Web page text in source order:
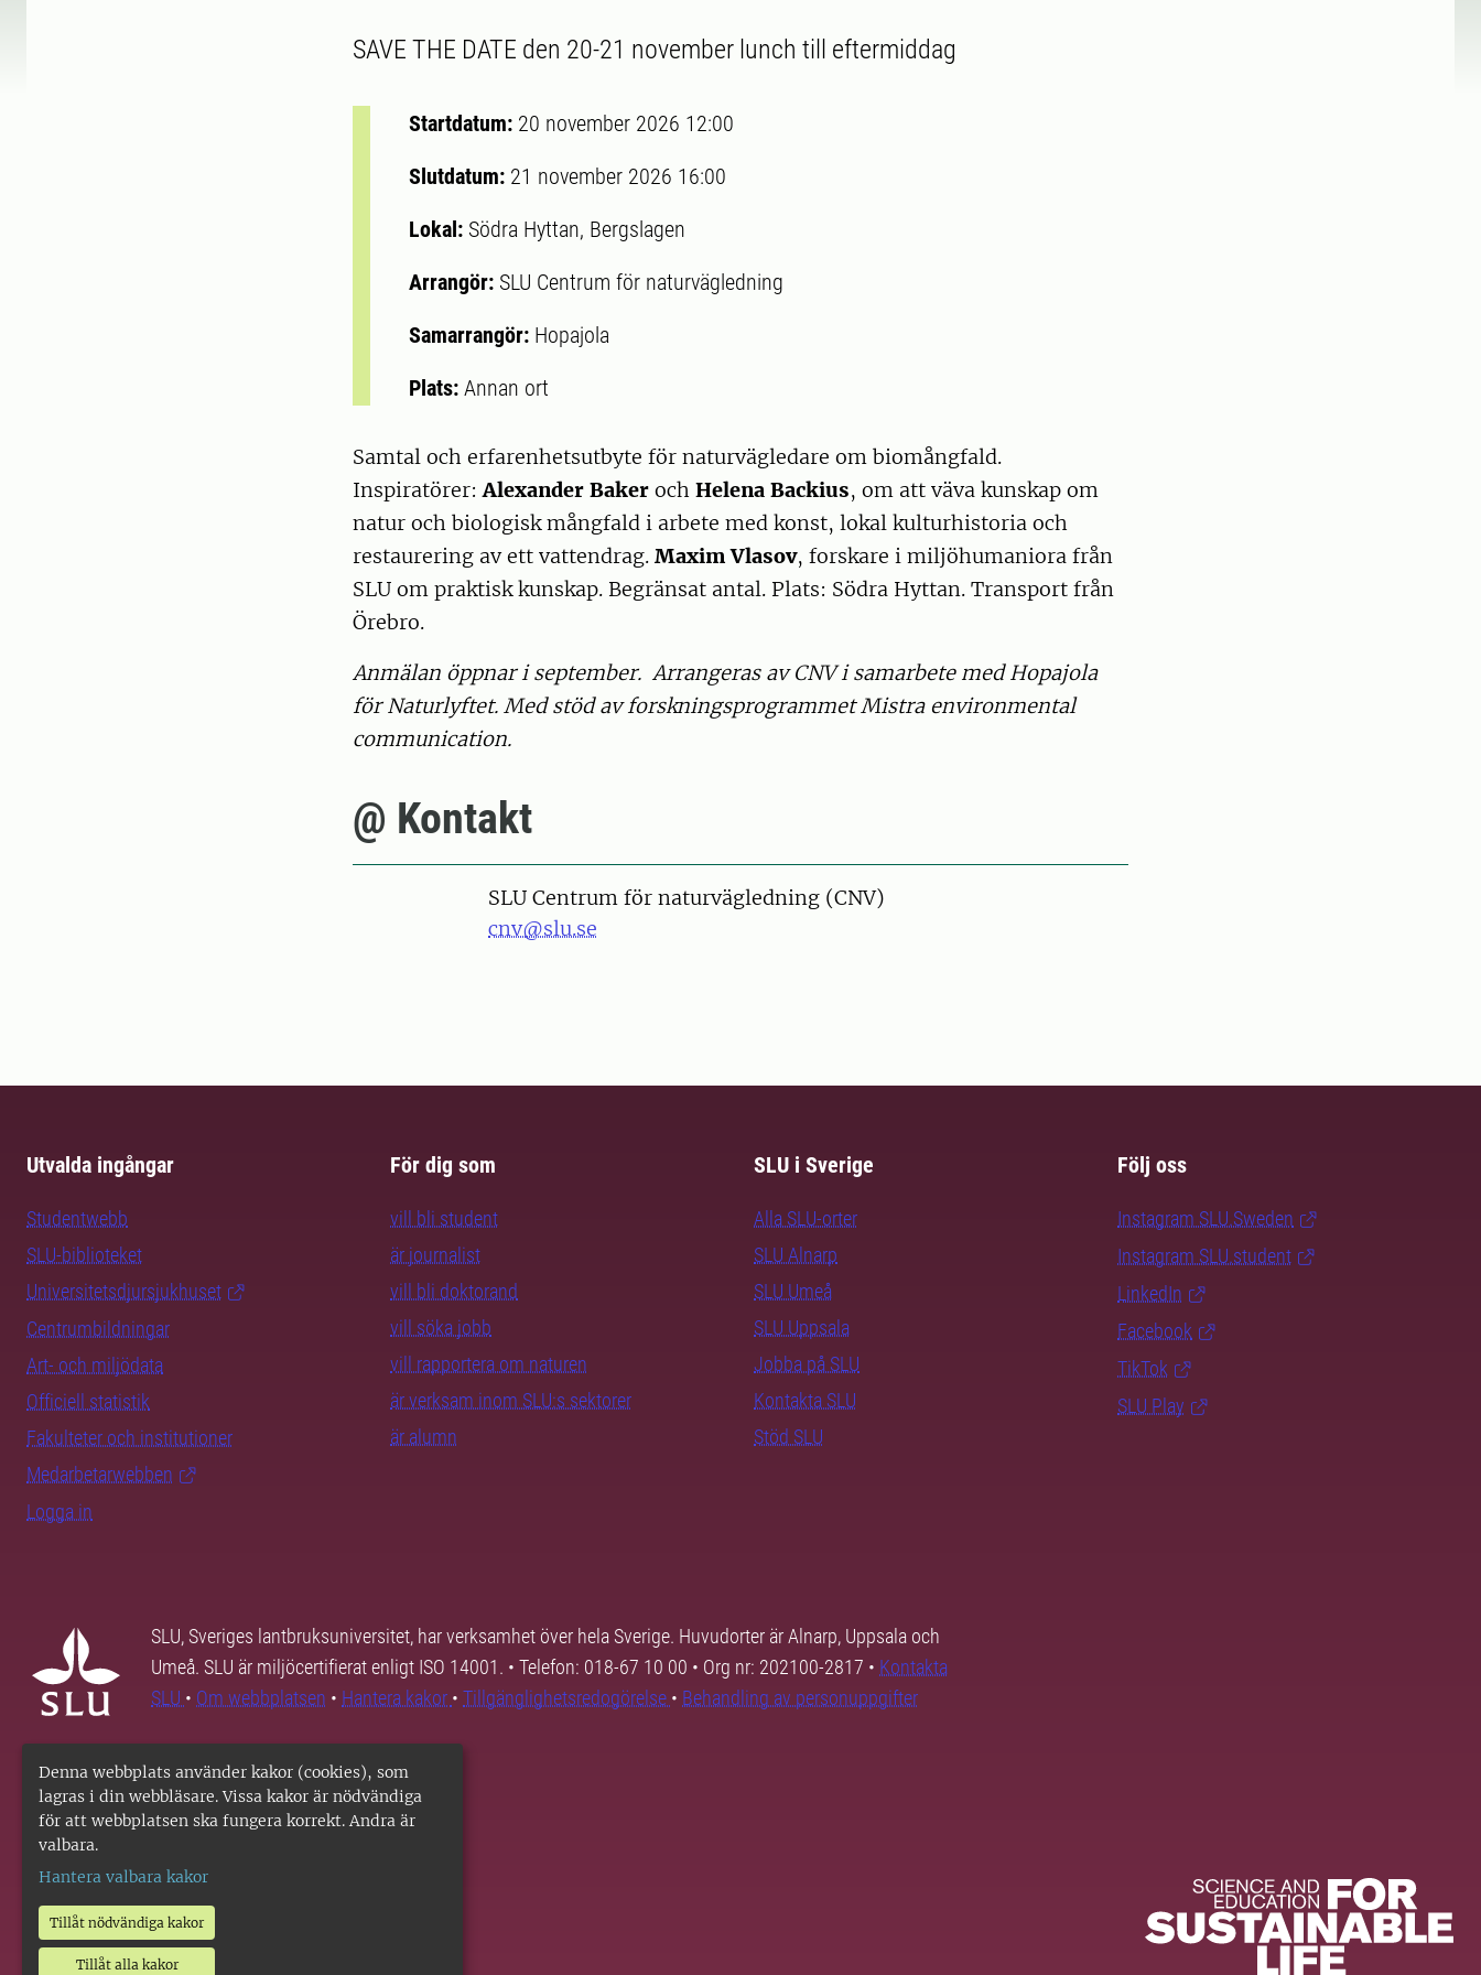
Denna webbplats använder kakor (cookies), som
lagras i din webbläsare. Vissa kakor är nödvändiga
för att webbplatsen ska fungera korrekt. Andra är
valbara.
Hantera valbara kakor
Tillåt nödvändiga kakor
Tillåt alla kakor
SAVE THE DATE den 20-21 november lunch till eftermiddag
Startdatum: 20 november 2026 12:00
Slutdatum: 21 november 2026 16:00
Lokal: Södra Hyttan, Bergslagen
Arrangör: SLU Centrum för naturvägledning
Samarrangör: Hopajola
Plats: Annan ort
Samtal och erfarenhetsutbyte för naturvägledare om biomångfald.
Inspiratörer:Alexander Baker och Helena Backius, om att väva kunskap om
natur och biologisk mångfald i arbete med konst, lokal kulturhistoria och
restaurering av ett vattendrag. Maxim Vlasov, forskare i miljöhumaniora från
SLU om praktisk kunskap. Begränsat antal. Plats: Södra Hyttan. Transport från
Örebro.
Anmälan öppnar i september. Arrangeras av CNV i samarbete med Hopajola
för Naturlyftet. Med stöd av forskningsprogrammet Mistra environmental
communication.
@ Kontakt
SLU Centrum för naturvägledning (CNV)
cnv@slu.se
Utvalda ingångar
Studentwebb
SLU-biblioteket
Universitetsdjursjukhuset
Centrumbildningar
Art- och miljödata
Officiell statistik
Fakulteter och institutioner
Medarbetarwebben
Logga in
För dig som
vill bli student
är journalist
vill bli doktorand
vill söka jobb
vill rapportera om naturen
är verksam inom SLU:s sektorer
är alumn
SLU i Sverige
Alla SLU-orter
SLU Alnarp
SLU Umeå
SLU Uppsala
Jobba på SLU
Kontakta SLU
Stöd SLU
Följ oss
Instagram SLU.Sweden
Instagram SLU.student
LinkedIn
Facebook
TikTok
SLU Play
SLU, Sveriges lantbruksuniversitet, har verksamhet över hela Sverige. Huvudorter är Alnarp, Uppsala och
Umeå. SLU är miljöcertifierat enligt ISO 14001. • Telefon: 018-67 10 00 • Org nr: 202100-2817 • Kontakta
SLU • Om webbplatsen • Hantera kakor • Tillgänglighetsredogörelse • Behandling av personuppgifter